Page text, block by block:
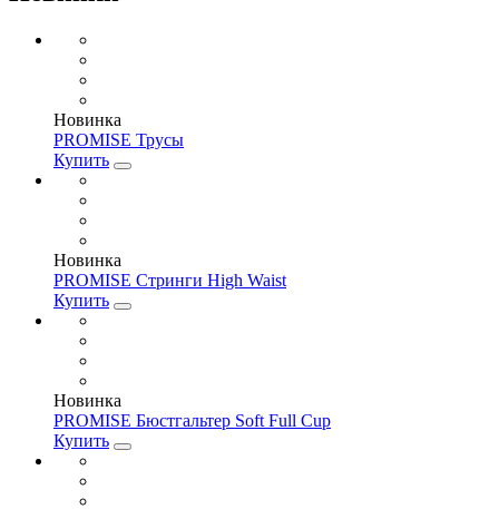
Новинка
PROMISE Трусы
Купить
Новинка
PROMISE Стринги High Waist
Купить
Новинка
PROMISE Бюстгальтер Soft Full Cup
Купить